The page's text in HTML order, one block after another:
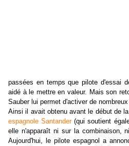
passées en temps que pilote d'essai
aidé à le mettre en valeur. Mais son
Sauber lui permet d'activer de
Ainsi il avait obtenu avant le début de
espagnole Santander(qui soutient
elle n'apparaît ni sur la combinaison,
Aujourd'hui, le pilote espagnol a